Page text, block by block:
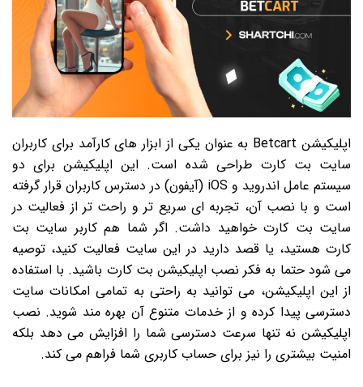
اپلیکیشن Betcart به عنوان یکی از ابزار های کارآمد برای کاربران
سایت بت کارت طراحی شده است. این اپلیکیشن برای دو
سیستم عامل اندروید و iOS (آیفون) در دسترس کاربران قرار گرفته
است و با نصب آن، تجربه ای سریع تر و راحت تر از فعالیت در
سایت بت کارت خواهید داشت. اگر شما هم کاربر سایت بت
کارت هستید، یا قصد دارید در این سایت فعالیت کنید، توصیه
می شود حتما به فکر نصب اپلیکیشن بت کارت باشید. با استفاده
از این اپلیکیشن، می توانید به راحتی به تمامی امکانات سایت
دسترسی پیدا کرده و از خدمات متنوع آن بهره مند شوید. نصب
اپلیکیشن نه تنها سرعت دسترسی شما را افزایش می دهد بلکه
امنیت بیشتری را نیز برای حساب کاربری شما فراهم می کند.